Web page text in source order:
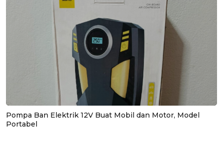
Pompa Ban Elektrik 12V Buat Mobil dan Motor, Model
Portabel